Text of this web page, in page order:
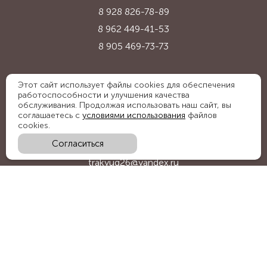
8 928 826-78-89
8 962 449-41-53
8 905 469-73-73
Адрес:
Ставропольский край, с. Надежда,
ул. Промышленная, 1Б
trakyug26@yandex.ru
Этот сайт использует файлы cookies для обеспечения
работоспособности и улучшения качества
обслуживания. Продолжая использовать наш сайт, вы
соглашаетесь с условиями использования файлов
cookies.
Согласиться